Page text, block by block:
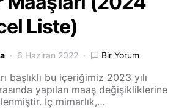
Liste)
6 Haziran 2022 Bir Yorum
başlıklı bu içeriğimiz 2023 yılı
yapılan maaş değişikliklerine
İç mimarlık,…